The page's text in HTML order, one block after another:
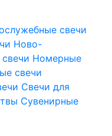
свечи
Ново-
Номерные
свечи
Свечи для
Сувенирные